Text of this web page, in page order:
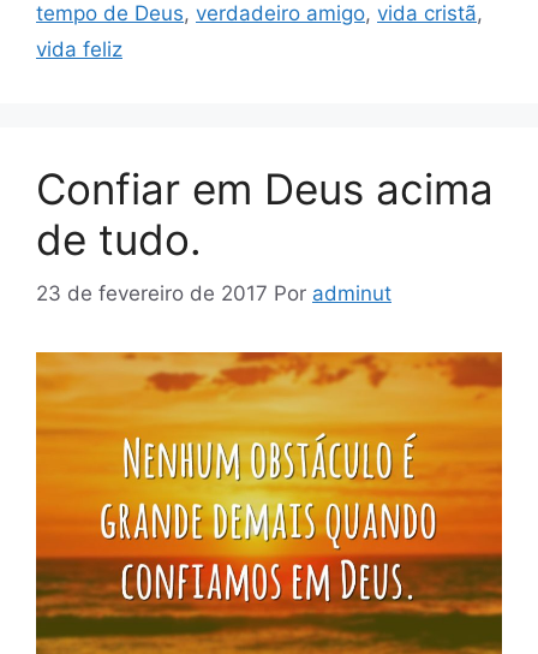
tempo de Deus, verdadeiro amigo, vida cristã,
vida feliz
Confiar em Deus acima
de tudo.
23 de fevereiro de 2017 Por adminut